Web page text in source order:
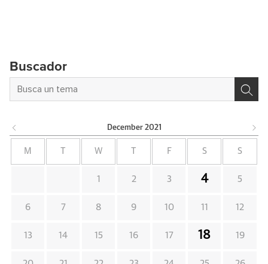
Buscador
December 2021
M W F S S
1 2 3 4 5
6 7 8 9 10 11 12
13 14 15 16 17 18 19